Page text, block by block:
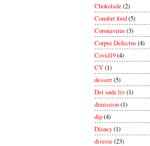
Chokolade(2)
Comfort food(5)
Coronavirus(3)
Corpus Defectus(4)
Covid19(4)
CV(1)
dessert(5)
Det søde liv(1)
dimission(1)
dip(4)
Disney(1)
diverse(23)